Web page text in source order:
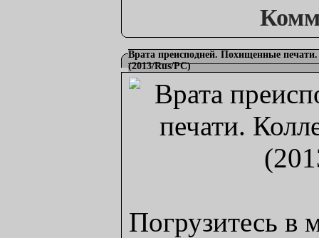
Врата преисподней. Похищенные
(2013/Rus/PC)
Погрузитесь в